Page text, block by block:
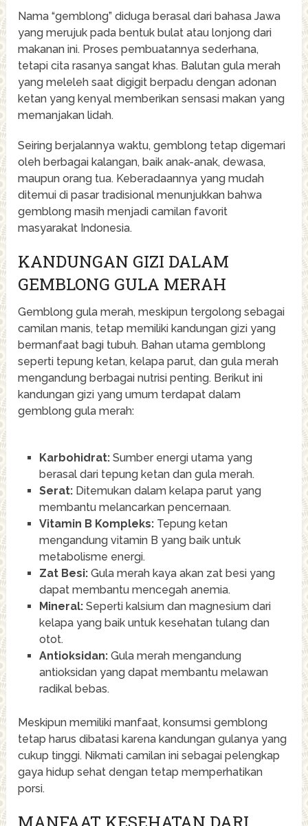
Nama “gemblong” diduga berasal dari bahasa Jawa
yang merujuk pada bentuk bulat atau lonjong dari
makanan ini. Proses pembuatannya sederhana,
tetapi cita rasanya sangat khas. Balutan gula merah
yang meleleh saat digigit berpadu dengan adonan
ketan yang kenyal memberikan sensasi makan yang
memanjakan lidah.
Seiring berjalannya waktu, gemblong tetap digemari
oleh berbagai kalangan, baik anak-anak, dewasa,
maupun orang tua. Keberadaannya yang mudah
ditemui di pasar tradisional menunjukkan bahwa
gemblong masih menjadi camilan favorit
masyarakat Indonesia.
KANDUNGAN GIZI DALAM
GEMBLONG GULA MERAH
Gemblong gula merah, meskipun tergolong sebagai
camilan manis, tetap memiliki kandungan gizi yang
bermanfaat bagi tubuh. Bahan utama gemblong
seperti tepung ketan, kelapa parut, dan gula merah
mengandung berbagai nutrisi penting. Berikut ini
kandungan gizi yang umum terdapat dalam
gemblong gula merah:
Karbohidrat:Sumber energi utama yang
berasal dari tepung ketan dan gula merah.
Serat:Ditemukan dalam kelapa parut yang
membantu melancarkan pencernaan.
Vitamin B Kompleks:Tepung ketan
mengandung vitamin B yang baik untuk
metabolisme energi.
Zat Besi:Gula merah kaya akan zat besi yang
dapat membantu mencegah anemia.
Mineral:Seperti kalsium dan magnesium dari
kelapa yang baik untuk kesehatan tulang dan
otot.
Antioksidan:Gula merah mengandung
antioksidan yang dapat membantu melawan
radikal bebas.
Meskipun memiliki manfaat, konsumsi gemblong
tetap harus dibatasi karena kandungan gulanya yang
cukup tinggi. Nikmati camilan ini sebagai pelengkap
gaya hidup sehat dengan tetap memperhatikan
porsi.